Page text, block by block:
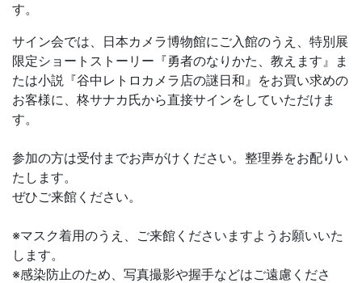
す。
サイン会では、日本カメラ博物館にご入館のうえ、特別展
限定ショートストーリー『勇者のなりかた、教えます』ま
たは小説『谷中レトロカメラ店の謎日和』をお買い求めの
お客様に、柊サナカ氏から直接サインをしていただけま
す。
参加の方は受付までお声がけください。整理券をお配りい
たします。
ぜひご来館ください。
※マスク着用のうえ、ご来館くださいますようお願いいた
します。
※感染防止のため、写真撮影や握手などはご遠慮くださ